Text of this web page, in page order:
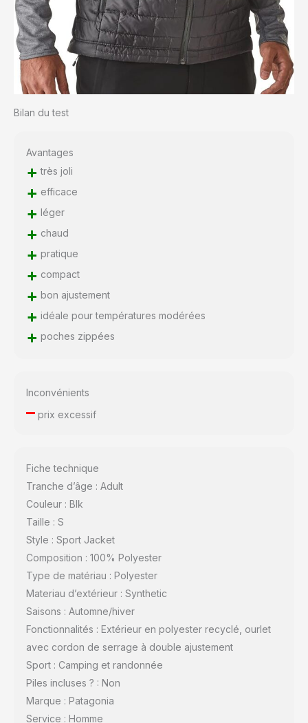
Bilan du test
Avantages
+ très joli
+ efficace
+ léger
+ chaud
+ pratique
+ compact
+ bon ajustement
+ idéale pour températures modérées
+ poches zippées
Inconvénients
–prix excessif
Fiche technique
Tranche d’âge : Adult
Couleur : Blk
Taille : S
Style : Sport Jacket
Composition : 100% Polyester
Type de matériau : Polyester
Materiau d’extérieur : Synthetic
Saisons : Automne/hiver
Fonctionnalités : Extérieur en polyester recyclé, ourlet
avec cordon de serrage à double ajustement
Sport : Camping et randonnée
Piles incluses ? : Non
Marque : Patagonia
Service : Homme